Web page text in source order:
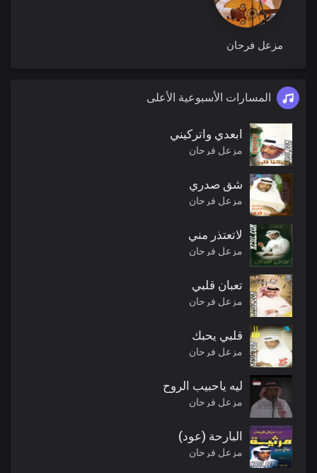
مزعل فرحان
المسارات الأسبوعية الأعلى
ابعدي واتركيني
مزعل فرحان
شق صدري
مزعل فرحان
لاتعتذر مني
مزعل فرحان
تعبان قلبي
مزعل فرحان
قلبي يحبك
مزعل فرحان
ليه ياحبيب الروح
مزعل فرحان
البارحة (عود)
مزعل فرحان